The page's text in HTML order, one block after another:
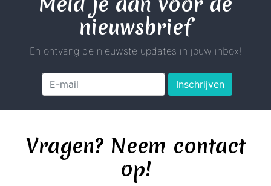
nieuwsbrief
En ontvang de nieuwste updates in jouw inbox!
Inschrijven
Vragen? Neem contact
op!